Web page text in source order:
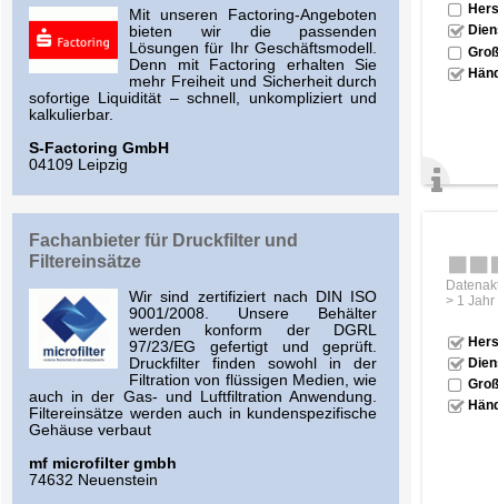
Mit unseren Factoring-Angeboten
bieten wir die passenden
Lösungen für Ihr Geschäfts­modell.
Denn mit Factoring erhalten Sie
mehr Freiheit und Sicherheit durch
sofortige Liquidität – schnell, unkompliziert und
kalkulierbar.
S-Factoring GmbH
04109 Leipzig
Fachanbieter für Druckfilter und
Filtereinsätze
Wir sind zertifiziert nach DIN ISO
9001/2008. Unsere Behälter
werden konform der DGRL
97/23/EG gefertigt und geprüft.
Druckfilter finden sowohl in der
Filtration von flüssigen Medien, wie
auch in der Gas- und Luftfiltration Anwendung.
Filtereinsätze werden auch in kundenspezifische
Gehäuse verbaut
mf microfilter gmbh
74632 Neuenstein
> 1 Jahr